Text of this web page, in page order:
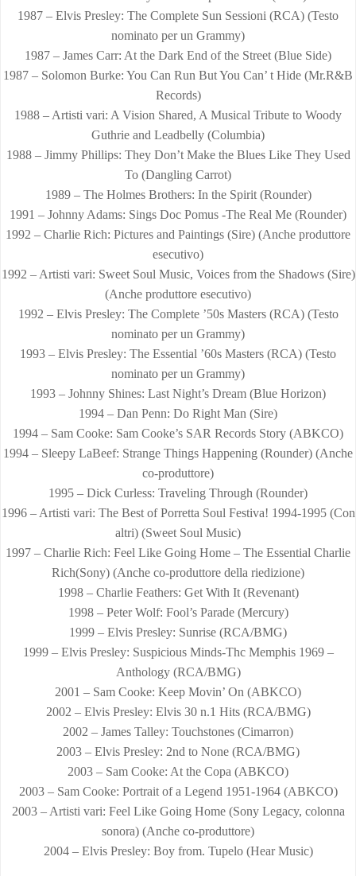
1987 – Elvis Presley: The Complete Sun Sessioni (RCA) (Testo
nominato per un Grammy)
1987 – James Carr: At the Dark End of the Street (Blue Side)
1987 – Solomon Burke: You Can Run But You Can’ t Hide (Mr.R&B
Records)
1988 – Artisti vari: A Vision Shared, A Musical Tribute to Woody
Guthrie and Leadbelly (Columbia)
1988 – Jimmy Phillips: They Don’t Make the Blues Like They Used
To (Dangling Carrot)
1989 – The Holmes Brothers: In the Spirit (Rounder)
1991 – Johnny Adams: Sings Doc Pomus -The Real Me (Rounder)
1992 – Charlie Rich: Pictures and Paintings (Sire) (Anche produttore
esecutivo)
1992 – Artisti vari: Sweet Soul Music, Voices from the Shadows (Sire)
(Anche produttore esecutivo)
1992 – Elvis Presley: The Complete ’50s Masters (RCA) (Testo
nominato per un Grammy)
1993 – Elvis Presley: The Essential ’60s Masters (RCA) (Testo
nominato per un Grammy)
1993 – Johnny Shines: Last Night’s Dream (Blue Horizon)
1994 – Dan Penn: Do Right Man (Sire)
1994 – Sam Cooke: Sam Cooke’s SAR Records Story (ABKCO)
1994 – Sleepy LaBeef: Strange Things Happening (Rounder) (Anche
co-produttore)
1995 – Dick Curless: Traveling Through (Rounder)
1996 – Artisti vari: The Best of Porretta Soul Festiva! 1994-1995 (Con
altri) (Sweet Soul Music)
1997 – Charlie Rich: Feel Like Going Home – The Essential Charlie
Rich(Sony) (Anche co-produttore della riedizione)
1998 – Charlie Feathers: Get With It (Revenant)
1998 – Peter Wolf: Fool’s Parade (Mercury)
1999 – Elvis Presley: Sunrise (RCA/BMG)
1999 – Elvis Presley: Suspicious Minds-Thc Memphis 1969 –
Anthology (RCA/BMG)
2001 – Sam Cooke: Keep Movin’ On (ABKCO)
2002 – Elvis Presley: Elvis 30 n.1 Hits (RCA/BMG)
2002 – James Talley: Touchstones (Cimarron)
2003 – Elvis Presley: 2nd to None (RCA/BMG)
2003 – Sam Cooke: At the Copa (ABKCO)
2003 – Sam Cooke: Portrait of a Legend 1951-1964 (ABKCO)
2003 – Artisti vari: Feel Like Going Home (Sony Legacy, colonna
sonora) (Anche co-produttore)
2004 – Elvis Presley: Boy from. Tupelo (Hear Music)